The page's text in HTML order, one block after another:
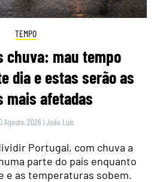
TEMPO
chuva: mau tempo
dia e estas serão as
mais afetadas
Agosto, 2026 |João Luís
Portugal, com chuva a
parte do país enquanto
e as temperaturas sobem.